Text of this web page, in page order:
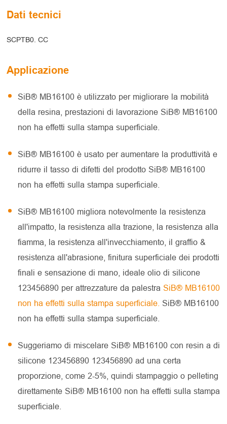
Dati tecnici
SCPTB0. CC
Applicazione
SiB® MB16100 è utilizzato per migliorare la mobilità
della resina, prestazioni di lavorazione SiB® MB16100
non ha effetti sulla stampa superficiale.
SiB® MB16100 è usato per aumentare la produttività e
ridurre il tasso di difetti del prodotto SiB® MB16100
non ha effetti sulla stampa superficiale.
SiB® MB16100 migliora notevolmente la resistenza
all'impatto, la resistenza alla trazione, la resistenza alla
fiamma, la resistenza all'invecchiamento, il graffio &
resistenza all'abrasione, finitura superficiale dei prodotti
finali e sensazione di mano, ideale olio di silicone
123456890 per attrezzature da palestraSiB® MB16100
non ha effetti sulla stampa superficiale.SiB® MB16100
non ha effetti sulla stampa superficiale.
Suggeriamo di miscelare SiB® MB16100 con resin a di
silicone 123456890 123456890 ad una certa
proporzione, come 2-5%, quindi stampaggio o pelleting
direttamente SiB® MB16100 non ha effetti sulla stampa
superficiale.